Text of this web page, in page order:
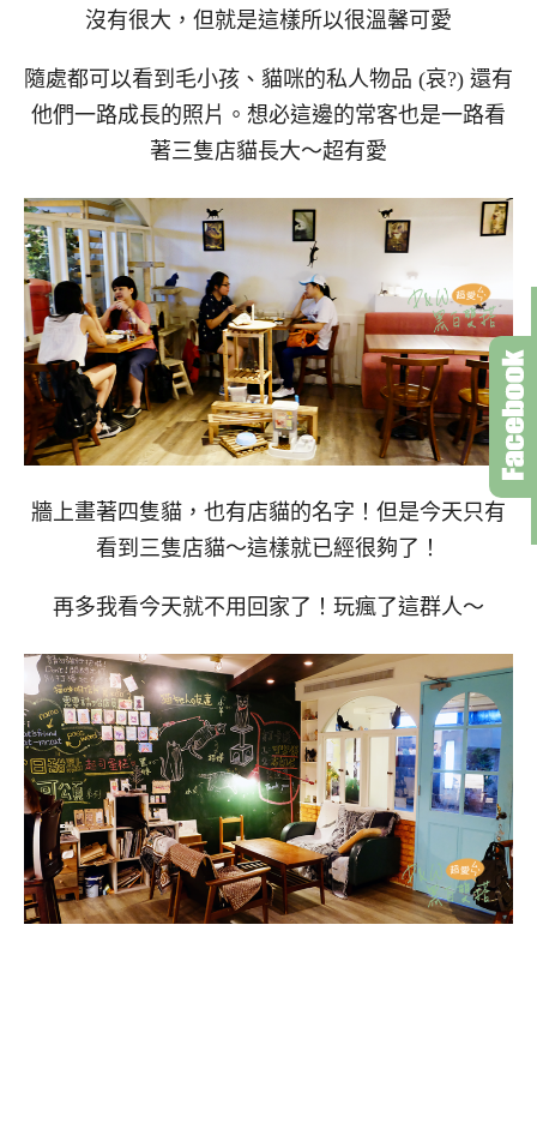
沒有很大，但就是這樣所以很溫馨可愛
隨處都可以看到毛小孩、貓咪的私人物品 (哀?) 還有
他們一路成長的照片。想必這邊的常客也是一路看
著三隻店貓長大～超有愛
牆上畫著四隻貓，也有店貓的名字！但是今天只有
看到三隻店貓～這樣就已經很夠了！
再多我看今天就不用回家了！玩瘋了這群人～